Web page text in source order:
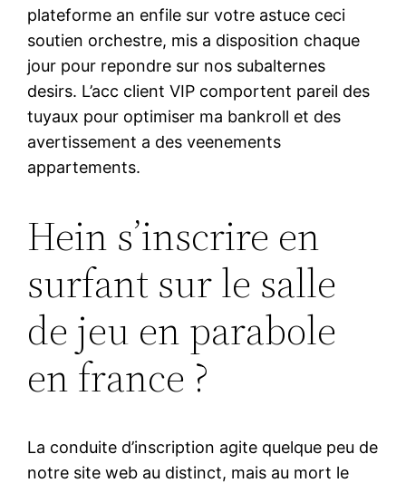
plateforme an enfile sur votre astuce ceci
soutien orchestre, mis a disposition chaque
jour pour repondre sur nos subalternes
desirs. L’acc client VIP comportent pareil des
tuyaux pour optimiser ma bankroll et des
avertissement a des veenements
appartements.
Hein s’inscrire en
surfant sur le salle
de jeu en parabole
en france ?
La conduite d’inscription agite quelque peu de
notre site web au distinct, mais au mort le